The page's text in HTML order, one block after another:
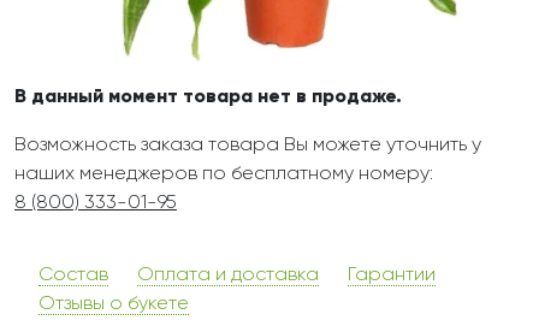
В данный момент товара нет в продаже.
Возможность заказа товара Вы можете уточнить у
наших менеджеров по бесплатному номеру:
8 (800) 333-01-95
Состав Оплата и доставка
Гарантии
Отзывы о букете